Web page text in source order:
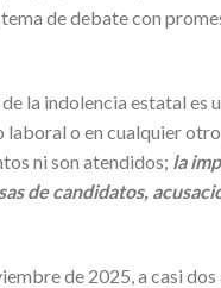
de debate con
la indolencia estatal
o en cualquier
ni son atendidos; la
de candidatos,
de 2025, a casi